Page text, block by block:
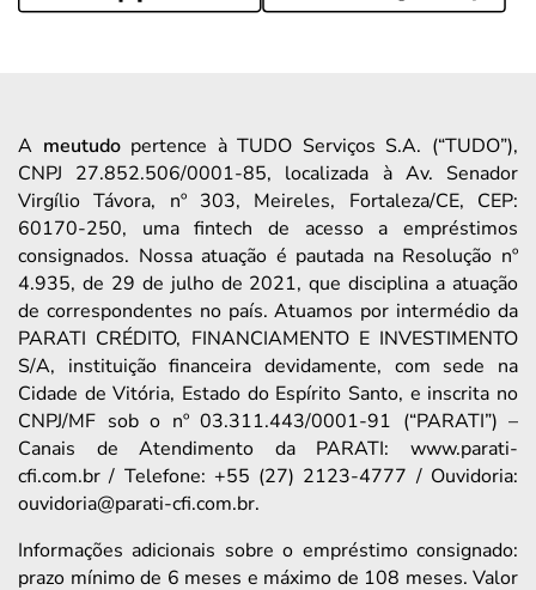
A meutudopertence à TUDO Serviços S.A. (“TUDO”),
CNPJ 27.852.506/0001-85, localizada à Av. Senador
Virgílio Távora, nº 303, Meireles, Fortaleza/CE, CEP:
60170-250, uma fintech de acesso a empréstimos
consignados. Nossa atuação é pautada na Resolução nº
4.935, de 29 de julho de 2021, que disciplina a atuação
de correspondentes no país. Atuamos por intermédio da
PARATI CRÉDITO, FINANCIAMENTO E INVESTIMENTO
S/A, instituição financeira devidamente, com sede na
Cidade de Vitória, Estado do Espírito Santo, e inscrita no
CNPJ/MF sob o nº 03.311.443/0001-91 (“PARATI”) –
Canais de Atendimento da PARATI: www.parati-
cfi.com.br / Telefone: +55 (27) 2123-4777 / Ouvidoria:
ouvidoria@parati-cfi.com.br.
Informações adicionais sobre o empréstimo consignado:
prazo mínimo de 6 meses e máximo de 108 meses. Valor